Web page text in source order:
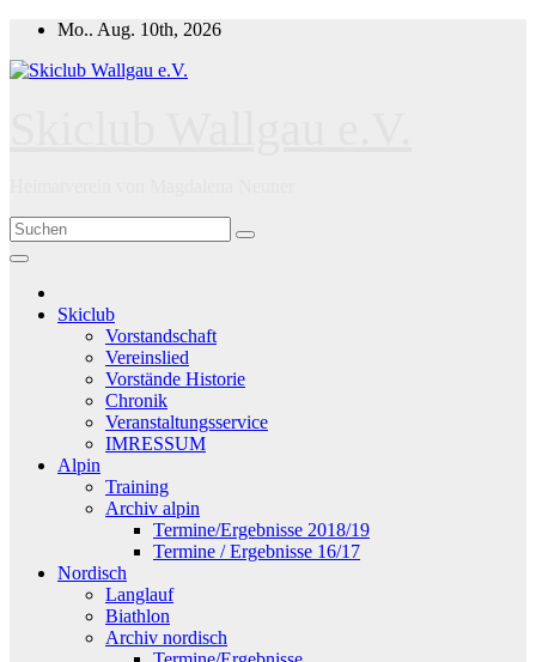
Zum
springen
Mo.. Aug. 10th, 2026
Skiclub
Vorstandschaft
Vereinslied
Vorstände Historie
Chronik
Veranstaltungsservice
IMRESSUM
Alpin
Training
Archiv alpin
Termine/Ergebnisse 2018/19
Termine / Ergebnisse 16/17
Nordisch
Langlauf
Biathlon
Archiv nordisch